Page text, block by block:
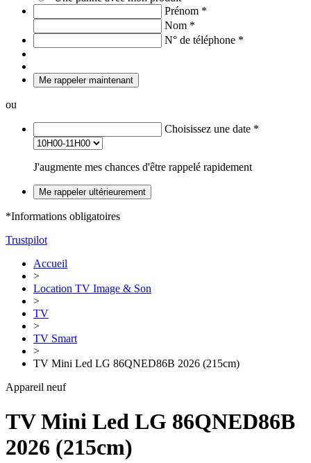
Prénom *
Nom *
N° de téléphone *
Me rappeler maintenant
ou
Choisissez une date *
J'augmente mes chances d'être rappelé rapidement
Me rappeler ultérieurement
*Informations obligatoires
Trustpilot
Accueil
>
Location TV Image & Son
>
TV
>
TV Smart
>
TV Mini Led LG 86QNED86B 2026 (215cm)
Appareil neuf
TV Mini Led LG 86QNED86B
2026 (215cm)